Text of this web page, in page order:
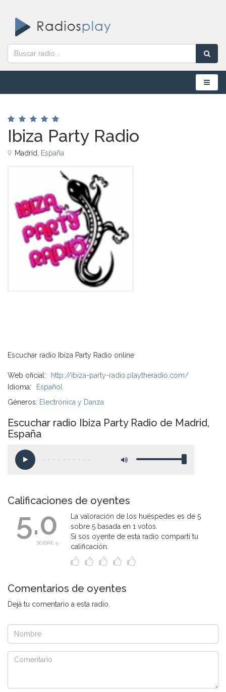
Menú
Ibiza Party Radio
Madrid, España
Escuchar radio Ibiza Party Radio online
Web oficial:
http://ibiza-party-radio.playtheradio.com/
Idioma:
Español
Géneros: Electrónica y Danza
Escuchar radio Ibiza Party Radio de Madrid,
España
Calificaciones de oyentes
5.0
SOBRE 5
La valoración de los huéspedes es de 5
sobre 5 basada en 1 votos.
Si sos oyente de esta radio compartí tu
calificación.
Comentarios de oyentes
Dejá tu comentario a esta radio.